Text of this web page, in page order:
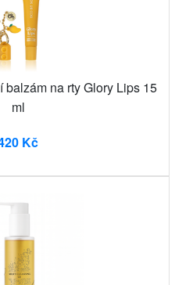
na rty Glory Lips 15
ml
Kč